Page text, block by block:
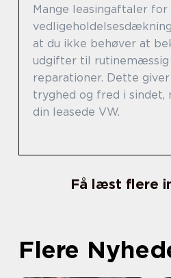
Mange leasingaftaler
at du ikke behøver at
udgifter til rutinemæssig
reparationer. Dette
tryghed og fred i sindet,
din leasede VW.
Få læst flere
Flere